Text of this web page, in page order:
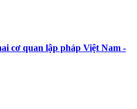
cơ quan lập pháp Việt Nam -